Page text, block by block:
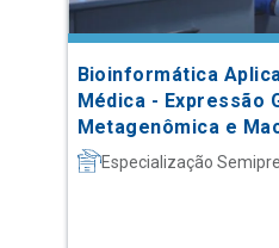
Bioinformática
Médica - Expressão
Metagenômica e
Especialização